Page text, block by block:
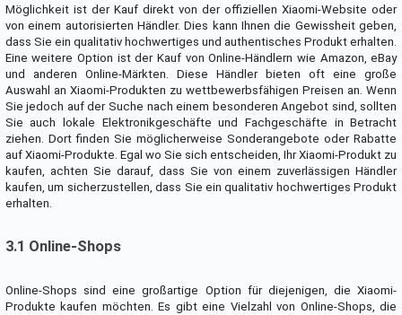
Möglichkeit ist der Kauf direkt von der offiziellen Xiaomi-Website oder
von einem autorisierten Händler. Dies kann Ihnen die Gewissheit geben,
dass Sie ein qualitativ hochwertiges und authentisches Produkt erhalten.
Eine weitere Option ist der Kauf von Online-Händlern wie Amazon, eBay
und anderen Online-Märkten. Diese Händler bieten oft eine große
Auswahl an Xiaomi-Produkten zu wettbewerbsfähigen Preisen an. Wenn
Sie jedoch auf der Suche nach einem besonderen Angebot sind, sollten
Sie auch lokale Elektronikgeschäfte und Fachgeschäfte in Betracht
ziehen. Dort finden Sie möglicherweise Sonderangebote oder Rabatte
auf Xiaomi-Produkte. Egal wo Sie sich entscheiden, Ihr Xiaomi-Produkt zu
kaufen, achten Sie darauf, dass Sie von einem zuverlässigen Händler
kaufen, um sicherzustellen, dass Sie ein qualitativ hochwertiges Produkt
erhalten.
3.1 Online-Shops
Online-Shops sind eine großartige Option für diejenigen, die Xiaomi-
Produkte kaufen möchten. Es gibt eine Vielzahl von Online-Shops, die